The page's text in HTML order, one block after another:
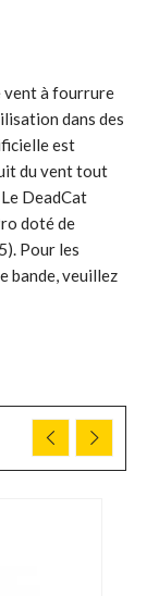
vent à fourrure
dans des
est
du vent tout
DeadCat
doté de
Pour les
bande, veuillez